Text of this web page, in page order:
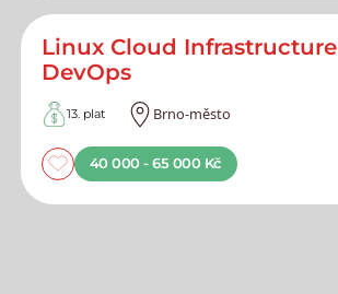
Linux Cloud
DevOps
13. plat Brno-město
40 000 - 65 000 Kč